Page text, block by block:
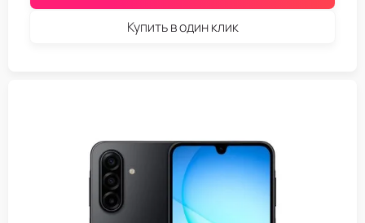
Купить в один клик